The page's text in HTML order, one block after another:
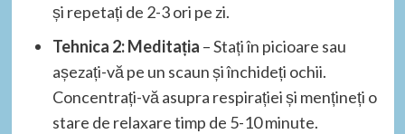
și repetați de 2-3 ori pe zi.
Tehnica 2: Meditația – Stați în picioare sau
așezați-vă pe un scaun și închideți ochii.
Concentrați-vă asupra respirației și mențineți o
stare de relaxare timp de 5-10 minute.